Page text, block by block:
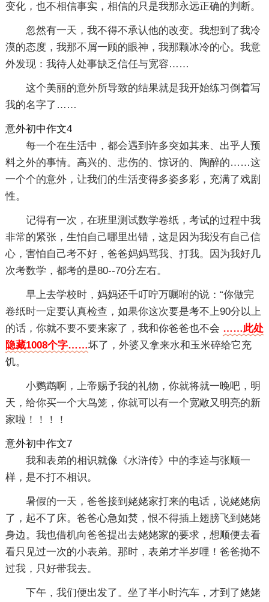
变化，也不相信事实，相信的只是我那永远正确的判断。
忽然有一天，我不得不承认他的改变。我想到了我冷
漠的态度，我那不屑一顾的眼神，我那颗冰冷的心。我意
外发现：我待人处事缺乏信任与宽容……
这个美丽的意外所导致的结果就是我开始练习倒着写
我的名字了……
意外初中作文4
每一个在生活中，都会遇到许多突如其来、出乎人预
料之外的事情。高兴的、悲伤的、惊讶的、陶醉的……这
一个个的意外，让我们的生活变得多姿多彩，充满了戏剧
性。
记得有一次，在班里测试数学卷纸，考试的过程中我
非常的紧张，生怕自己哪里出错，这是因为我没有自己信
心，害怕自己考不好，爸爸妈妈骂我、打我。因为我好几
次考数学，都考的是80--70分左右。
早上去学校时，妈妈还千叮咛万嘱咐的说：“你做完
卷纸时一定要认真检查，如果你这次要是考不上90分以上
的话，你就不要不要来家了，我和你爸爸也不会 ……此处
隐藏1008个字……坏了，外婆又拿来水和玉米碎给它充
饥。
小鹦鹉啊，上帝赐予我的礼物，你就将就一晚吧，明
天，给你买一个大鸟笼，你就可以有一个宽敞又明亮的新
家啦！！！！
意外初中作文7
我和表弟的相识就像《水浒传》中的李逵与张顺一
样，是不打不相识。
暑假的一天，爸爸接到姥姥家打来的电话，说姥姥病
了，起不了床。爸爸心急如焚，恨不得插上翅膀飞到姥姥
身边。我也借机向爸爸提出去姥姥家的要求，想顺便去看
看只见过一次的小表弟。那时，表弟才半岁哩！爸爸拗不
过我，只好带我去。
下午，我们便出发了。坐了半小时汽车，才到了姥姥